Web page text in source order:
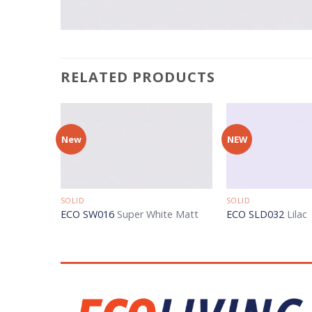
RELATED PRODUCTS
New
SOLID
ECO SW016 Super White Matt
NEW
SOLID
ECO SLD032 Lilac